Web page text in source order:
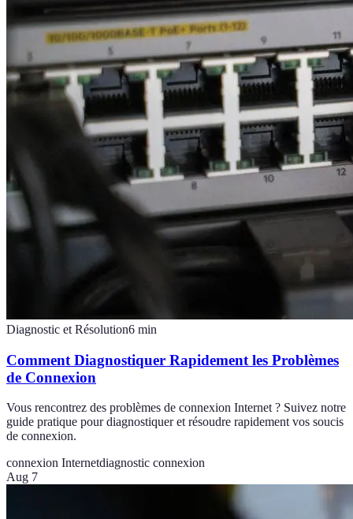
Diagnostic et Résolution6 min
Comment Diagnostiquer Rapidement les Problèmes
de Connexion
Vous rencontrez des problèmes de connexion Internet ? Suivez notre
guide pratique pour diagnostiquer et résoudre rapidement vos soucis
de connexion.
connexion Internetdiagnostic connexion
Aug 7